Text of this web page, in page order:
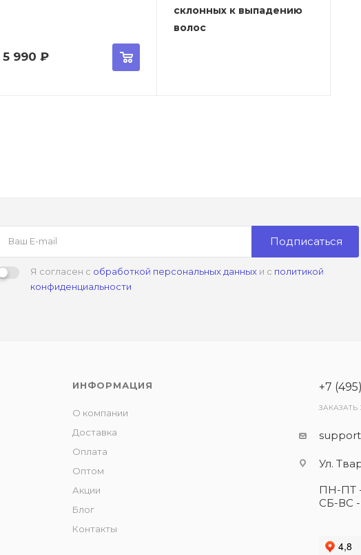
5 990 ₽
склонных к выпадению
волос
Подписаться
Я согласен с обработкой персональных данныхи с политикой
конфиденциальности
ИНФОРМАЦИЯ
О компании
Доставка
Оплата
Оптом
Акции
Блог
Контакты
+7
Ул.
ПН-ПТ -
СБ-ВС